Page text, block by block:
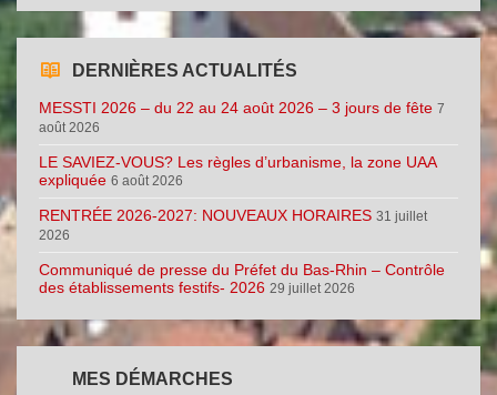
DERNIÈRES ACTUALITÉS
MESSTI 2026 – du 22 au 24 août 2026 – 3 jours de fête 7
août 2026
LE SAVIEZ-VOUS? Les règles d’urbanisme, la zone UAA
expliquée 6 août 2026
RENTRÉE 2026-2027: NOUVEAUX HORAIRES 31 juillet
2026
Communiqué de presse du Préfet du Bas-Rhin – Contrôle
des établissements festifs- 2026 29 juillet 2026
MES DÉMARCHES